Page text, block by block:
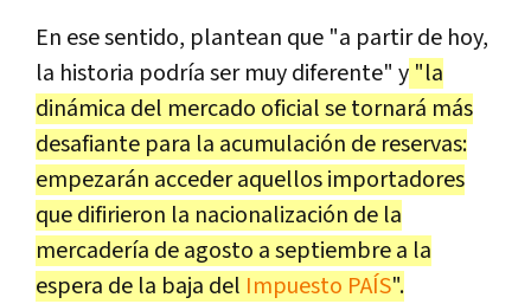
En ese sentido, plantean que "a partir de hoy,
la historia podría ser muy diferente" y "la
dinámica del mercado oficial se tornará más
desafiante para la acumulación de reservas:
empezarán acceder aquellos importadores
que difirieron la nacionalización de la
mercadería de agosto a septiembre a la
espera de la baja del Impuesto PAÍS".